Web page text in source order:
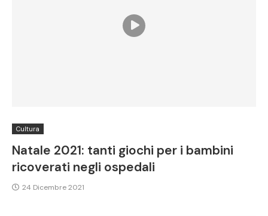
Cultura
Natale 2021: tanti giochi per i bambini
ricoverati negli ospedali
24 Dicembre 2021